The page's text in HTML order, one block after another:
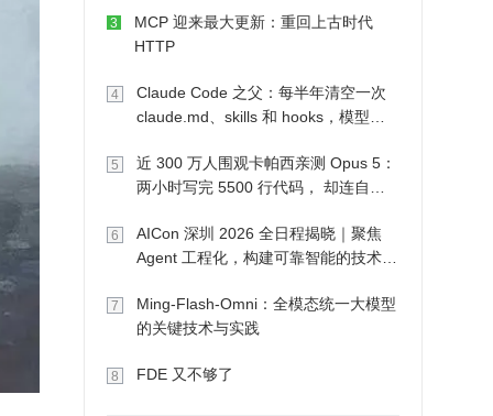
3
MCP 迎来最大更新：重回上古时代
HTTP
4
Claude Code 之父：每半年清空一次
claude.md、skills 和 hooks，模型自
5
近 300 万人围观卡帕西亲测 Opus 5：
两小时写完 5500 行代码， 却连自己
6
AICon 深圳 2026 全日程揭晓｜聚焦
Agent 工程化，构建可靠智能的技术路
7
Ming-Flash-Omni：全模态统一大模型
的关键技术与实践
8 FDE 又不够了